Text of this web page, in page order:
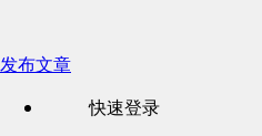
发布文章
快速登录